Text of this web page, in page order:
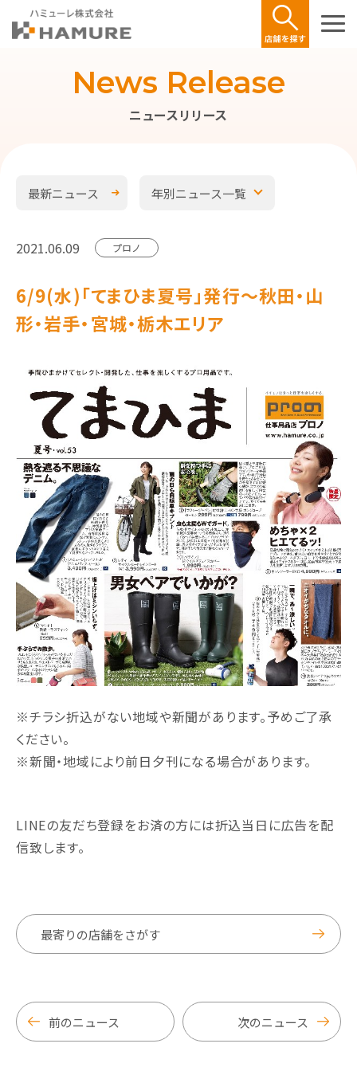
ニュースリリース
News Release
最新ニュース 年別ニュース一覧
2021.06.09 プロノ
6/9(水)「てまひま夏号」発行～秋田・山
形・岩手・宮城・栃木エリア
※チラシ折込がない地域や新聞があります。予めご了承
ください。
※新聞・地域により前日夕刊になる場合があります。
LINEの友だち登録をお済の方には折込当日に広告を配
信致します。
最寄りの店舗をさがす
前のニュース 次のニュース